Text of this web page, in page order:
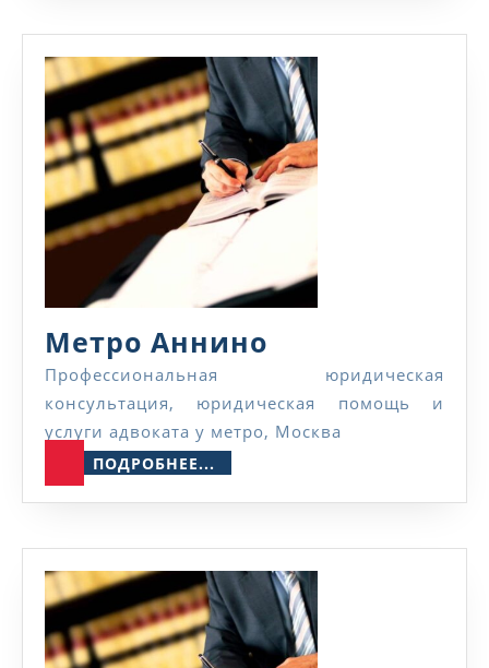
Метро Аннино
Аннино
Профессиональная юридическая
консультация, юридическая помощь и
услуги адвоката у метро, Москва
ПОДРОБНЕЕ...